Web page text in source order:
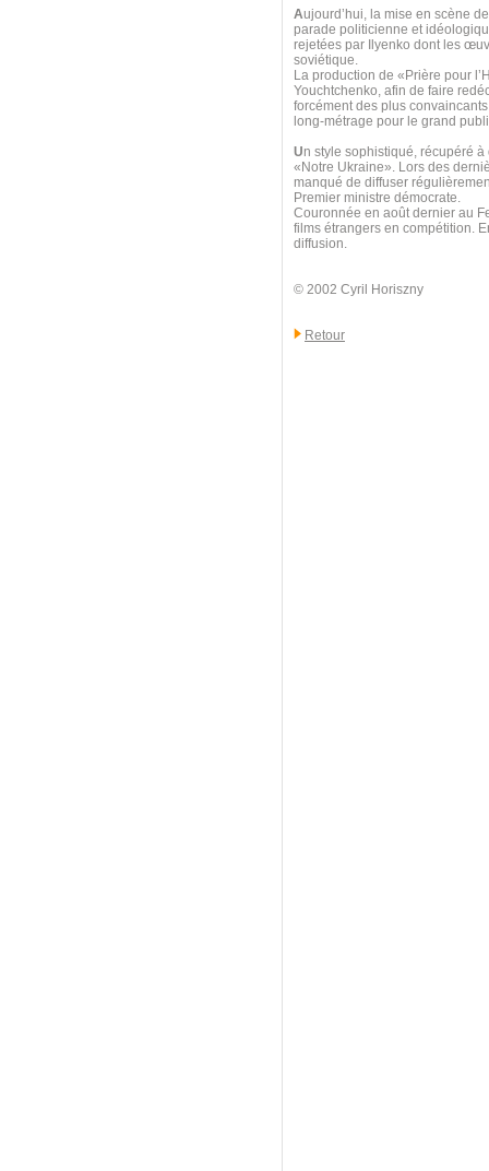
Aujourd’hui, la mise en scène
parade politicienne et
rejetées par Ilyenko dont les
soviétique.
La production de «Prière pour
Youchtchenko, afin de faire
forcément des plus
long-métrage pour le grand
Un style sophistiqué, récupéré
«Notre Ukraine». Lors des
manqué de diffuser
Premier ministre démocrate.
Couronnée en août dernier au
films étrangers en compétition.
diffusion.
© 2002 Cyril Horiszny
Retour